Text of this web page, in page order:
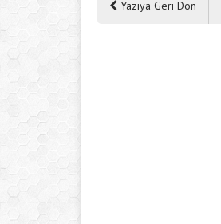
Yazıya Geri Dön